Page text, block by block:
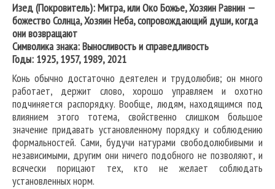
Изед (Покровитель): Митра, или Око Божье, Хозяин Равнин —
божество Солнца, Хозяин Неба, сопровождающий души, когда
они возвращают
Символика знака: Выносливость и справедливость
Годы: 1925, 1957, 1989, 2021
Конь обычно достаточно деятелен и трудолюбив; он много
работает, держит слово, хорошо управляем и охотно
подчиняется распорядку. Вообще, людям, находящимся под
влиянием этого тотема, свойственно слишком большое
значение придавать установленному порядку и соблюдению
формальностей. Сами, будучи натурами свободолюбивыми и
независимыми, другим они ничего подобного не позволяют, и
всячески порицают тех, кто не желает соблюдать
установленных норм.